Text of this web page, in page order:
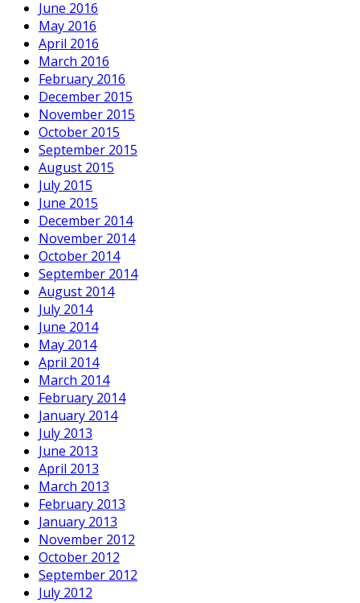
June 2016
May 2016
April 2016
March 2016
February 2016
December 2015
November 2015
October 2015
September 2015
August 2015
July 2015
June 2015
December 2014
November 2014
October 2014
September 2014
August 2014
July 2014
June 2014
May 2014
April 2014
March 2014
February 2014
January 2014
July 2013
June 2013
April 2013
March 2013
February 2013
January 2013
November 2012
October 2012
September 2012
July 2012